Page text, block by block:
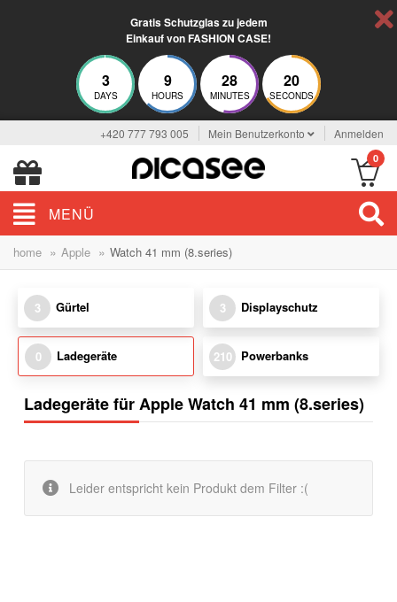
Gratis Schutzglas zu jedem
Einkauf von FASHION CASE!
3
DAYS
9
HOURS
28
MINUTES
20
SECONDS
+420 777 793 005 Mein Benutzerkonto Anmelden
0
MENÜ
home » Apple » Watch 41 mm (8.series)
3 Gürtel 3 Displayschutz
0 Ladegeräte 210 Powerbanks
Ladegeräte für Apple Watch 41 mm (8.series)
Leider entspricht kein Produkt dem Filter :(